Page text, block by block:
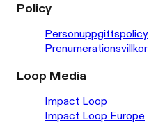
Policy
Personuppgiftspolicy
Prenumerationsvillkor
Loop Media
Impact Loop
Impact Loop Europe